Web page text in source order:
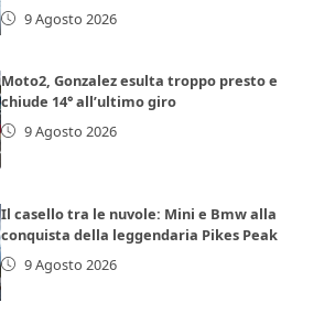
9 Agosto 2026
Moto2, Gonzalez esulta troppo presto e
chiude 14° all’ultimo giro
9 Agosto 2026
Il casello tra le nuvole: Mini e Bmw alla
conquista della leggendaria Pikes Peak
9 Agosto 2026